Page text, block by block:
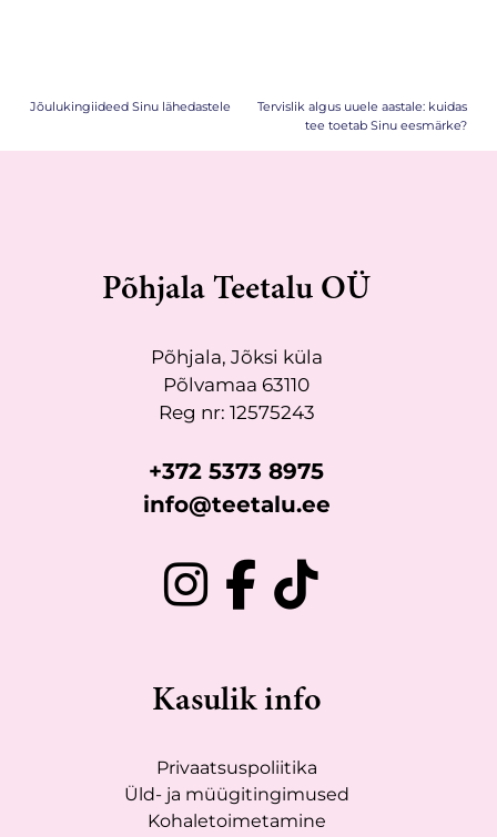
Navigeerimine
Jõulukingiideed Sinu lähedastele
Tervislik algus uuele aastale: kuidas
tee toetab Sinu eesmärke?
Põhjala Teetalu OÜ
Põhjala, Jõksi küla
Põlvamaa 63110
Reg nr: 12575243
+372 5373 8975
info@teetalu.ee
Kasulik info
Privaatsuspoliitika
Üld- ja müügitingimused
Kohaletoimetamine